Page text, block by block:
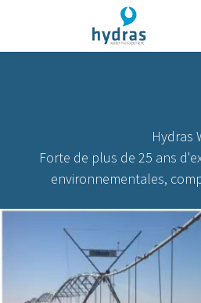
Hydras
Forte de plus de 25 ans
environnementales,